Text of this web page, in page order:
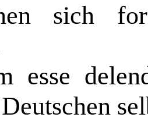
sich
esse